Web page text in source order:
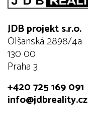
JDB projekt s.r.o.
Olšanská 2898/4a
130 00
Praha 3
+420 725 169 091
info@jdbreality.cz